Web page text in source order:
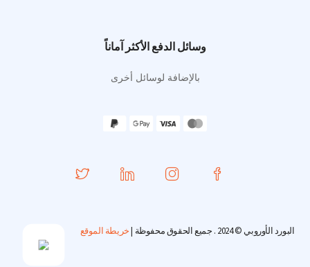
وسائل الدفع الأكثر آماناً
بالإضافة لوسائل أخرى
البورد الأوروبي © 2024 . جميع الحقوق محفوظة | خريطة الموقع